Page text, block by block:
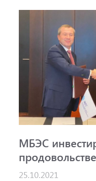
МБЭС
25.10.2021